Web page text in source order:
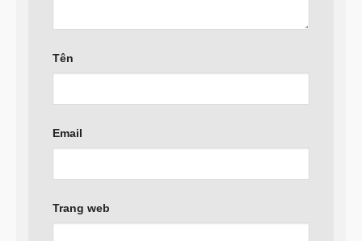
Tên
Email
Trang web